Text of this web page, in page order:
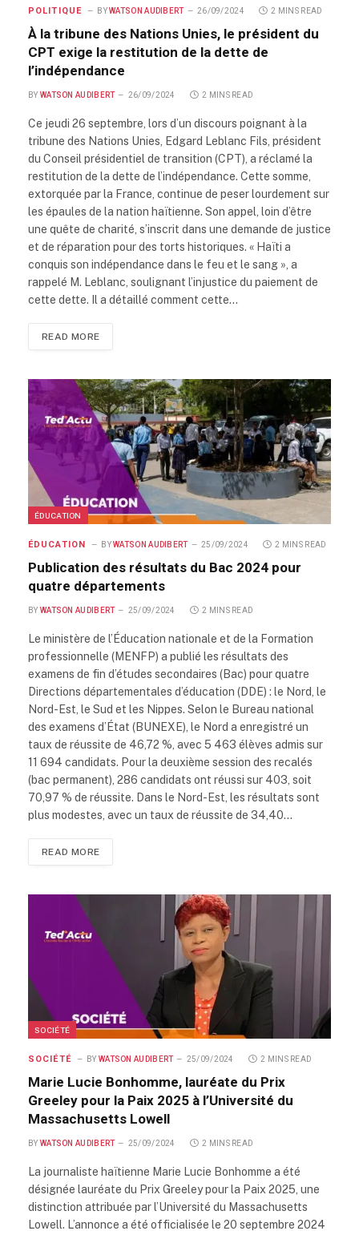
POLITIQUE BY WATSON AUDIBERT 26/09/2024 2 MINS READ
À la tribune des Nations Unies, le président du
CPT exige la restitution de la dette de
l’indépendance
BY WATSON AUDIBERT 26/09/2024 2 MINS READ
Ce jeudi 26 septembre, lors d’un discours poignant à la
tribune des Nations Unies, Edgard Leblanc Fils, président
du Conseil présidentiel de transition (CPT), a réclamé la
restitution de la dette de l’indépendance. Cette somme,
extorquée par la France, continue de peser lourdement sur
les épaules de la nation haïtienne. Son appel, loin d’être
une quête de charité, s’inscrit dans une demande de justice
et de réparation pour des torts historiques. « Haïti a
conquis son indépendance dans le feu et le sang », a
rappelé M. Leblanc, soulignant l’injustice du paiement de
cette dette. Il a détaillé comment cette…
READ MORE
ÉDUCATION
ÉDUCATION BY WATSON AUDIBERT 25/09/2024 2 MINS READ
Publication des résultats du Bac 2024 pour
quatre départements
BY WATSON AUDIBERT 25/09/2024 2 MINS READ
Le ministère de l’Éducation nationale et de la Formation
professionnelle (MENFP) a publié les résultats des
examens de fin d’études secondaires (Bac) pour quatre
Directions départementales d’éducation (DDE) : le Nord, le
Nord-Est, le Sud et les Nippes. Selon le Bureau national
des examens d’État (BUNEXE), le Nord a enregistré un
taux de réussite de 46,72 %, avec 5 463 élèves admis sur
11 694 candidats. Pour la deuxième session des recalés
(bac permanent), 286 candidats ont réussi sur 403, soit
70,97 % de réussite. Dans le Nord-Est, les résultats sont
plus modestes, avec un taux de réussite de 34,40…
READ MORE
SOCIÉTÉ
SOCIÉTÉ BY WATSON AUDIBERT 25/09/2024 2 MINS READ
Marie Lucie Bonhomme, lauréate du Prix
Greeley pour la Paix 2025 à l’Université du
Massachusetts Lowell
BY WATSON AUDIBERT 25/09/2024 2 MINS READ
La journaliste haïtienne Marie Lucie Bonhomme a été
désignée lauréate du Prix Greeley pour la Paix 2025, une
distinction attribuée par l’Université du Massachusetts
Lowell. L’annonce a été officialisée le 20 septembre 2024